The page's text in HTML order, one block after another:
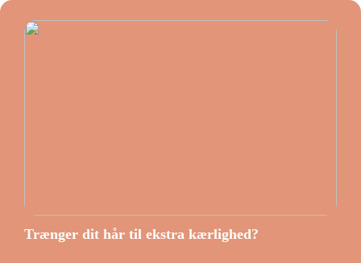
Trænger dit hår til ekstra kærlighed?